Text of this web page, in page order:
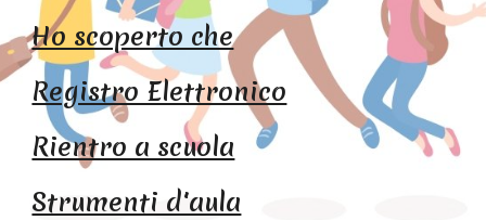
Ho scoperto che
Registro Elettronico
Rientro a scuola
Strumenti d'aula